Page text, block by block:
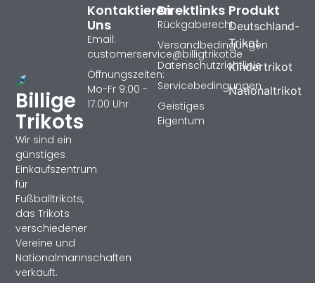
Billige
Trikots
Wir sind ein
günstiges
Einkaufszentrum
für
Fußballtrikots,
das Trikots
verschiedener
Vereine und
Nationalmannschaften
verkauft.
Produkt
Deutschland-
Trikot
Kindertrikot
Nationaltrikot
Direktlinks
Rückgaberecht
Versandbedingungen
Datenschutzrichtlinie
Servicebedingungen
Geistiges
Eigentum
Kontaktieren
Uns
Email:
customerservice@billigtrikotde
Öffnungszeiten:
Mo-Fr 9:00 -
17:00 Uhr